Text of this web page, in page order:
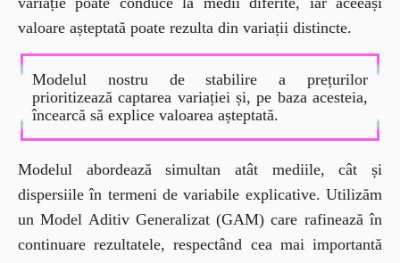
valoare așteptată poate rezulta din variații distincte.
Modelul nostru de stabilire a prețurilor
prioritizează captarea variației și, pe baza acesteia,
încearcă să explice valoarea așteptată.
Modelul abordează simultan atât mediile, cât și
dispersiile în termeni de variabile explicative. Utilizăm
un Model Aditiv Generalizat (GAM) care rafinează în
continuare rezultatele, respectând cea mai importantă